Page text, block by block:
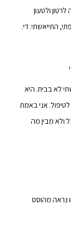
ולטעון
התייאשתי. די.
לא בבית. היא
אני באמת
ולא מבין מה
נראה מהוסס